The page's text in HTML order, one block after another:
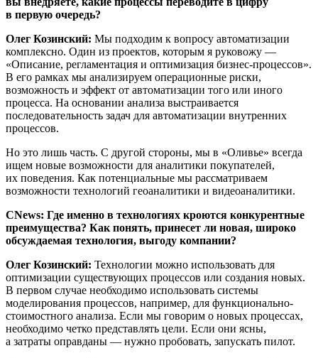
в первую очередь?
Олег Козинский: Мы подходим к вопросу автоматизации
комплексно. Один из проектов, которым я руковожу —
«Описание, регламентация и оптимизация бизнес-процессов».
В его рамках мы анализируем операционные риски,
возможность и эффект от автоматизации того или иного
процесса. На основании анализа выстраивается
последовательность задач для автоматизации внутренних
процессов.
Но это лишь часть. С другой стороны, мы в «Оливье» всегда
ищем новые возможности для аналитики покупателей,
их поведения. Как потенциальные мы рассматриваем
возможности технологий геоаналитики и видеоаналитики.
CNews: Где именно в технологиях кроются конкурентные
преимущества? Как понять, принесет ли новая, широко
обсуждаемая технология, выгоду компании?
Олег Козинский: Технологии можно использовать для
оптимизации существующих процессов или создания новых.
В первом случае необходимо использовать системы
моделирования процессов, например, для функционально-
стоимостного анализа. Если мы говорим о новых процессах,
необходимо четко представлять цели. Если они ясны,
а затраты оправданы — нужно пробовать, запускать пилот.